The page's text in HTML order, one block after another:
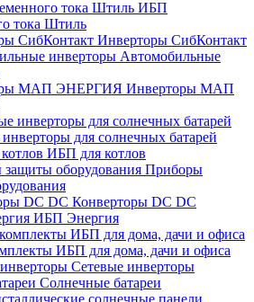
ИБП
тока Штиль
Инверторы СибКонтакт
Автомобильные
Инверторы МАП
для солнечных батарей
ИБП для котлов
Приборы
Конверторы DC DC
ИБП Энергия
ИБП для дома, дачи и офиса
Сетевые инверторы
Солнечные батареи